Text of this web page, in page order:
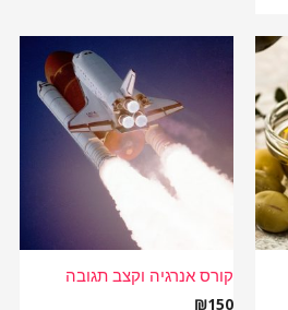
קורס אנרגיה וקצב תגובה
₪150